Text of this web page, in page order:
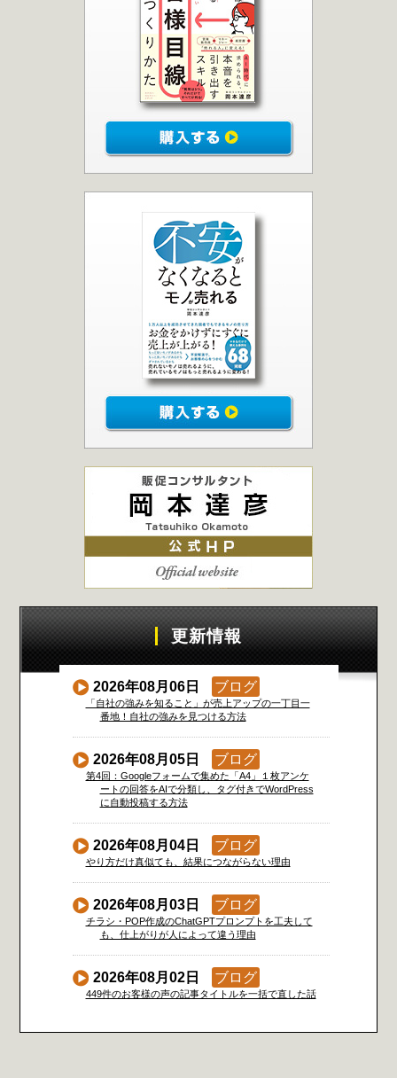
更新情報
2026年08月06日 ブログ
「自社の強みを知ること」が売上アップの一丁目一
番地！自社の強みを見つける方法
2026年08月05日 ブログ
第4回：Googleフォームで集めた「A4」１枚アンケ
ートの回答をAIで分類し、タグ付きでWordPress
に自動投稿する方法
2026年08月04日 ブログ
やり方だけ真似ても、結果につながらない理由
2026年08月03日 ブログ
チラシ・POP作成のChatGPTプロンプトを工夫して
も、仕上がりが人によって違う理由
2026年08月02日 ブログ
449件のお客様の声の記事タイトルを一括で直した話